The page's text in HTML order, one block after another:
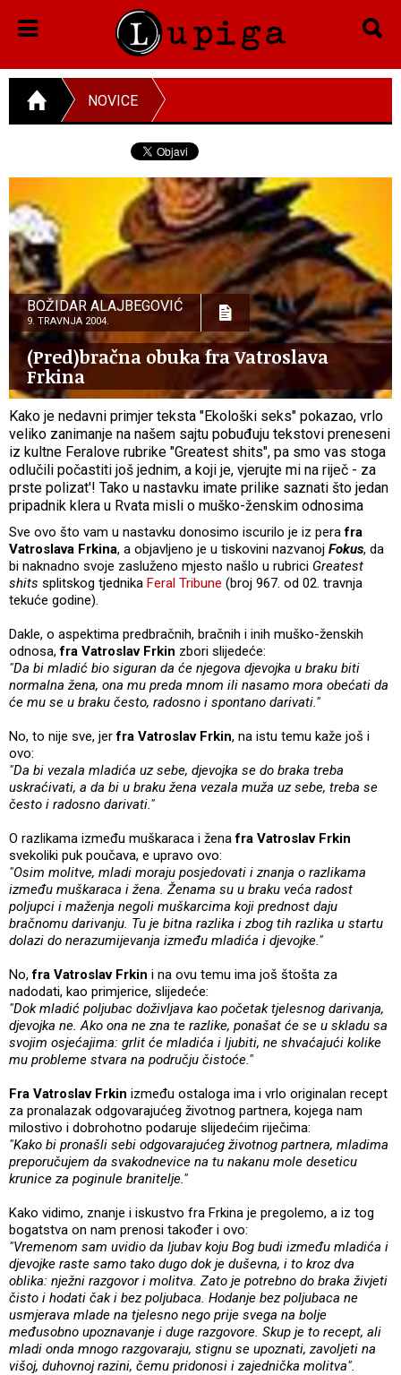
NOVICE
BOŽIDAR ALAJBEGOVIĆ
9. TRAVNJA 2004.
(Pred)bračna obuka fra Vatroslava
Frkina
Kako je nedavni primjer teksta "Ekološki seks" pokazao, vrlo
veliko zanimanje na našem sajtu pobuđuju tekstovi preneseni
iz kultne Feralove rubrike "Greatest shits", pa smo vas stoga
odlučili počastiti još jednim, a koji je, vjerujte mi na riječ - za
prste polizat'! Tako u nastavku imate prilike saznati što jedan
pripadnik klera u Rvata misli o muško-ženskim odnosima
Sve ovo što vam u nastavku donosimo iscurilo je iz perafra
Vatroslava Frkina, a objavljeno je u tiskovini nazvanoj Fokus, da
bi naknadno svoje zasluženo mjesto našlo u rubrici Greatest
shits splitskog tjednika Feral Tribune (broj 967. od 02. travnja
tekuće godine).
Dakle, o aspektima predbračnih, bračnih i inih muško-ženskih
odnosa,fra Vatroslav Frkin zbori slijedeće:
"Da bi mladić bio siguran da će njegova djevojka u braku biti
normalna žena, ona mu preda mnom ili nasamo mora obećati da
će mu se u braku često, radosno i spontano darivati."
No, to nije sve, jerfra Vatroslav Frkin, na istu temu kaže još i
ovo:
"Da bi vezala mladića uz sebe, djevojka se do braka treba
uskraćivati, a da bi u braku žena vezala muža uz sebe, treba se
često i radosno darivati."
O razlikama između muškaraca i ženafra Vatroslav Frkin
svekoliki puk poučava, e upravo ovo:
"Osim molitve, mladi moraju posjedovati i znanja o razlikama
između muškaraca i žena. Ženama su u braku veća radost
poljupci i maženja negoli muškarcima koji prednost daju
bračnomu darivanju. Tu je bitna razlika i zbog tih razlika u startu
dolazi do nerazumijevanja između mladića i djevojke."
No,fra Vatroslav Frkin i na ovu temu ima još štošta za
nadodati, kao primjerice, slijedeće:
"Dok mladić poljubac doživljava kao početak tjelesnog darivanja,
djevojka ne. Ako ona ne zna te razlike, ponašat će se u skladu sa
svojim osjećajima: grlit će mladića i ljubiti, ne shvaćajući kolike
mu probleme stvara na području čistoće."
Fra Vatroslav Frkin između ostaloga ima i vrlo originalan recept
za pronalazak odgovarajućeg životnog partnera, kojega nam
milostivo i dobrohotno podaruje slijedećim riječima:
"Kako bi pronašli sebi odgovarajućeg životnog partnera, mladima
preporučujem da svakodnevice na tu nakanu mole deseticu
krunice za poginule branitelje."
Kako vidimo, znanje i iskustvo fra Frkina je pregolemo, a iz tog
bogatstva on nam prenosi također i ovo:
"Vremenom sam uvidio da ljubav koju Bog budi između mladića i
djevojke raste samo tako dugo dok je duševna, i to kroz dva
oblika: nježni razgovor i molitva. Zato je potrebno do braka živjeti
čisto i hodati čak i bez poljubaca. Hodanje bez poljubaca ne
usmjerava mlade na tjelesno nego prije svega na bolje
međusobno upoznavanje i duge razgovore. Skup je to recept, ali
mladi onda mnogo razgovaraju, stignu se upoznati, zavoljeti na
višoj, duhovnoj razini, čemu pridonosi i zajednička molitva".